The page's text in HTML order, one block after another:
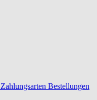
Zahlungsarten Bestellungen